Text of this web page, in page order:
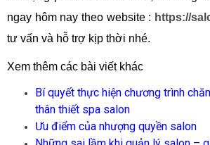
ngay hôm nay theo website : https://
tư vấn và hỗ trợ kịp thời nhé.
Xem thêm các bài viết khác
Bí quyết thực hiện chương trình
thân thiết spa salon
Ưu điểm của nhượng quyền salon